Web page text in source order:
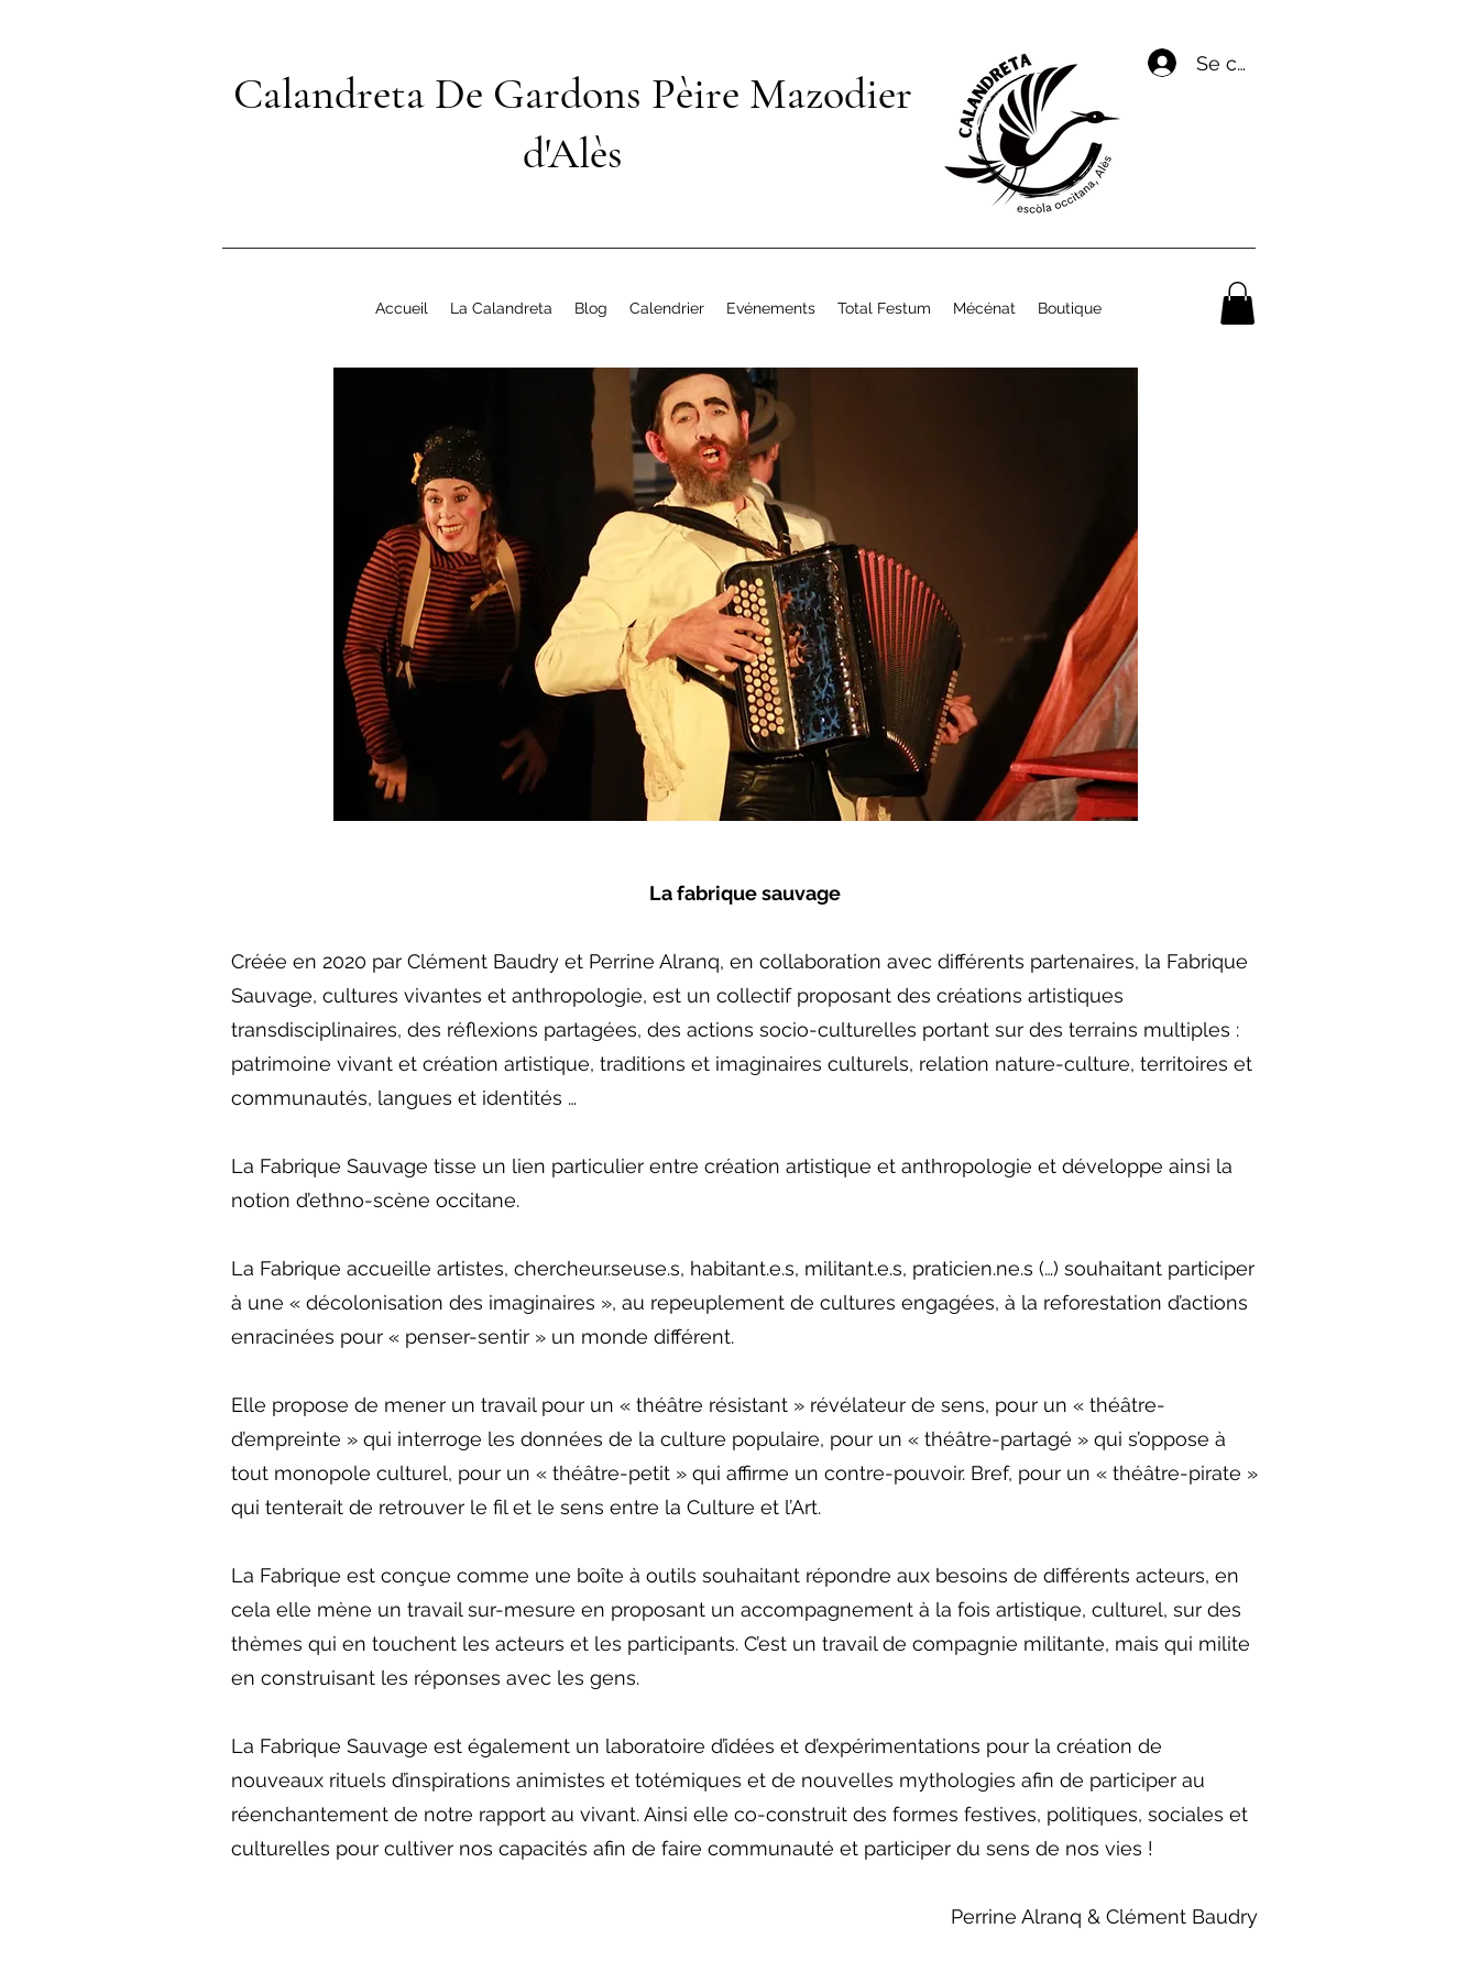
Calandreta De Gardons Pèire Mazodier
d'Alès
Se connecter
Accueil La Calandreta Blog Calendrier Evénements Total Festum Mécénat Boutique
La fabrique sauvage
Créée en 2020 par Clément Baudry et Perrine Alranq, en collaboration avec différents partenaires, la Fabrique
Sauvage, cultures vivantes et anthropologie, est un collectif proposant des créations artistiques
transdisciplinaires, des réflexions partagées, des actions socio-culturelles portant sur des terrains multiples :
patrimoine vivant et création artistique, traditions et imaginaires culturels, relation nature-culture, territoires et
communautés, langues et identités …
La Fabrique Sauvage tisse un lien particulier entre création artistique et anthropologie et développe ainsi la
notion d’ethno-scène occitane.
La Fabrique accueille artistes, chercheur.seuse.s, habitant.e.s, militant.e.s, praticien.ne.s (…) souhaitant participer
à une « décolonisation des imaginaires », au repeuplement de cultures engagées, à la reforestation d’actions
enracinées pour « penser-sentir » un monde différent.
Elle propose de mener un travail pour un « théâtre résistant » révélateur de sens, pour un « théâtre-
d’empreinte » qui interroge les données de la culture populaire, pour un « théâtre-partagé » qui s’oppose à
tout monopole culturel, pour un « théâtre-petit » qui affirme un contre-pouvoir. Bref, pour un « théâtre-pirate »
qui tenterait de retrouver le fil et le sens entre la Culture et l’Art.
La Fabrique est conçue comme une boîte à outils souhaitant répondre aux besoins de différents acteurs, en
cela elle mène un travail sur-mesure en proposant un accompagnement à la fois artistique, culturel, sur des
thèmes qui en touchent les acteurs et les participants. C’est un travail de compagnie militante, mais qui milite
en construisant les réponses avec les gens.
La Fabrique Sauvage est également un laboratoire d’idées et d’expérimentations pour la création de
nouveaux rituels d’inspirations animistes et totémiques et de nouvelles mythologies afin de participer au
réenchantement de notre rapport au vivant. Ainsi elle co-construit des formes festives, politiques, sociales et
culturelles pour cultiver nos capacités afin de faire communauté et participer du sens de nos vies !
Perrine Alranq & Clément Baudry